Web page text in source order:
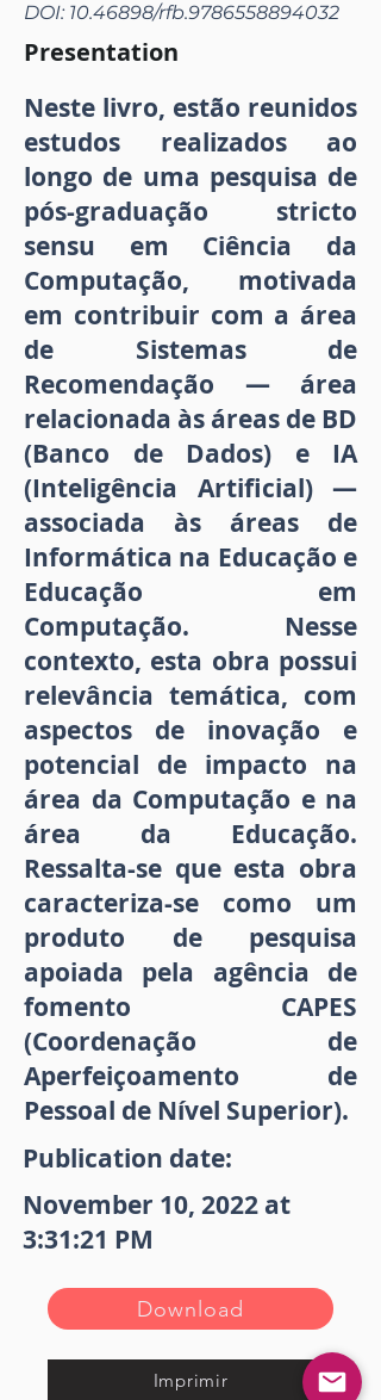
DOI: 10.46898/rfb.9786558894032
Presentation
Neste livro, estão reunidos
estudos realizados ao
longo de uma pesquisa de
pós-graduação stricto
sensu em Ciência da
Computação, motivada
em contribuir com a área
de Sistemas de
Recomendação — área
relacionada às áreas de BD
(Banco de Dados) e IA
(Inteligência Artificial) —
associada às áreas de
Informática na Educação e
Educação em
Computação. Nesse
contexto, esta obra possui
relevância temática, com
aspectos de inovação e
potencial de impacto na
área da Computação e na
área da Educação.
Ressalta-se que esta obra
caracteriza-se como um
produto de pesquisa
apoiada pela agência de
fomento CAPES
(Coordenação de
Aperfeiçoamento de
Pessoal de Nível Superior).
Publication date:
November 10, 2022 at
3:31:21 PM
Download
Imprimir